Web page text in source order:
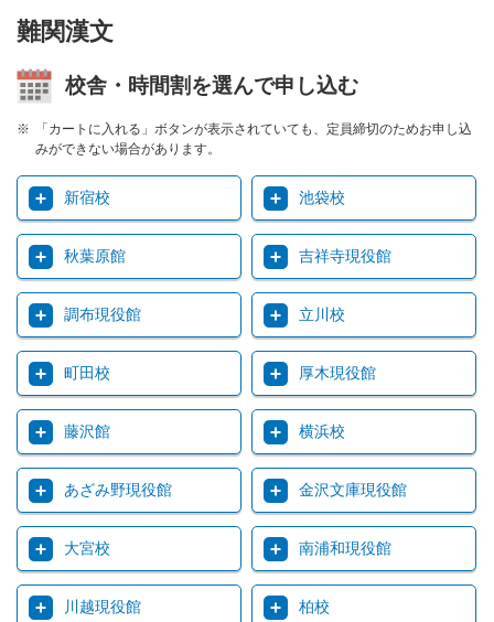
難関漢文
校舎・時間割を選んで申し込む
「カートに入れる」ボタンが表示されていても、定員締切のためお申し込
みができない場合があります。
新宿校 池袋校
秋葉原館 吉祥寺現役館
調布現役館 立川校
町田校 厚木現役館
藤沢館 横浜校
あざみ野現役館 金沢文庫現役館
大宮校 南浦和現役館
川越現役館 柏校